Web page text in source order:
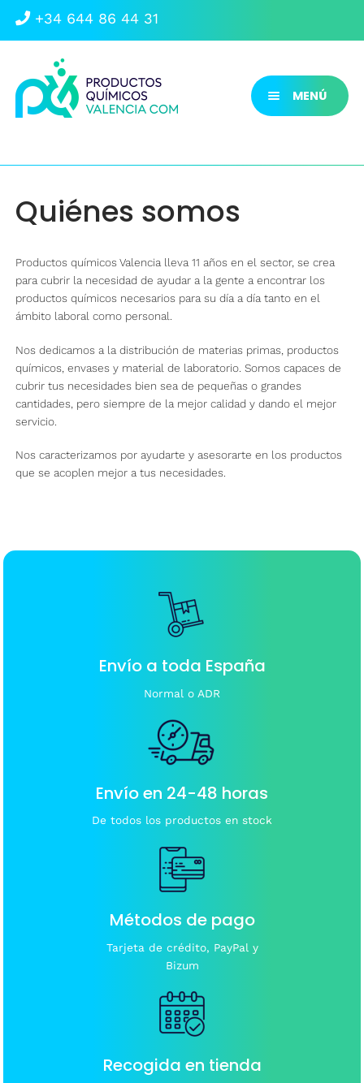
+34 644 86 44 31
Preguntas frecuentes Dónde encontrarnos
a
navegación
al
contenido
MENÚ
Productos químicos
Envases
Aceites
Mi cuenta
Preguntas frecuentes
Contacto
Quiénes somos
Productos químicos Valencia lleva 11 años en el sector, se crea
para cubrir la necesidad de ayudar a la gente a encontrar los
productos químicos necesarios para su día a día tanto en el
ámbito laboral como personal.
Nos dedicamos a la distribución de materias primas, productos
químicos, envases y material de laboratorio. Somos capaces de
cubrir tus necesidades bien sea de pequeñas o grandes
cantidades, pero siempre de la mejor calidad y dando el mejor
servicio.
Nos caracterizamos por ayudarte y asesorarte en los productos
que se acoplen mejor a tus necesidades.
Envío a toda España
Normal o ADR
Envío en 24-48 horas
De todos los productos en stock
Métodos de pago
Tarjeta de crédito, PayPal y
Bizum
Recogida en tienda